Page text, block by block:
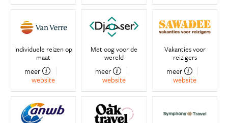
Individuele reizen op
maat
meer
website
Met oog voor de
wereld
meer
website
Vakanties voor
reizigers
meer
website